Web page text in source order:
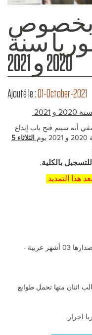
بخصوص
سنة
2020 و 2021
Ajouté le :01-October-2021
أنه سيتم فتح باب إيداع
الثلاثاء 5
بالكلية.
هذا التمديد.
✓ 03 نسخ من عقد الازدياد لا يتجاوز تاريخ إصدارها 03 أشهر عربية -
اثنان منها تحمل طوابع
احرار.